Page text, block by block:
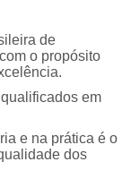
de
o propósito
em
e na prática é o
dos